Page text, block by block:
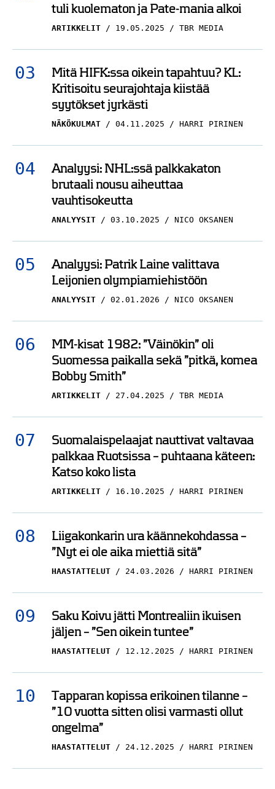
tuli kuolematon ja Pate-mania alkoi
ARTIKKELIT 19.05.2025 TBR MEDIA
Mitä HIFK:ssa oikein tapahtuu? KL:
Kritisoitu seurajohtaja kiistää
syytökset jyrkästi
NÄKÖKULMAT 04.11.2025 HARRI PIRINEN
Analyysi: NHL:ssä palkkakaton
brutaali nousu aiheuttaa
vauhtisokeutta
ANALYYSIT 03.10.2025 NICO OKSANEN
Analyysi: Patrik Laine valittava
Leijonien olympiamiehistöön
ANALYYSIT 02.01.2026 NICO OKSANEN
MM-kisat 1982: ”Väinökin” oli
Suomessa paikalla sekä ”pitkä, komea
Bobby Smith”
ARTIKKELIT 27.04.2025 TBR MEDIA
Suomalaispelaajat nauttivat valtavaa
palkkaa Ruotsissa – puhtaana käteen:
Katso koko lista
ARTIKKELIT 16.10.2025 HARRI PIRINEN
Liigakonkarin ura käännekohdassa –
”Nyt ei ole aika miettiä sitä”
HAASTATTELUT 24.03.2026 HARRI PIRINEN
Saku Koivu jätti Montrealiin ikuisen
jäljen – ”Sen oikein tuntee”
HAASTATTELUT 12.12.2025 HARRI PIRINEN
Tapparan kopissa erikoinen tilanne –
”10 vuotta sitten olisi varmasti ollut
ongelma”
HAASTATTELUT 24.12.2025 HARRI PIRINEN